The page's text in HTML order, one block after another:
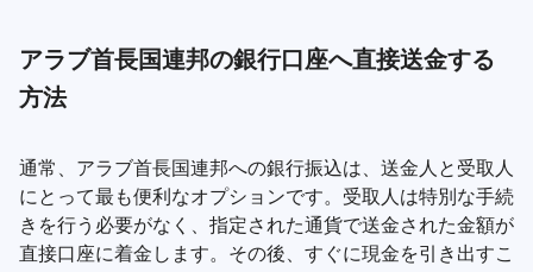
アラブ首長国連邦の銀行口座へ直接送金する
方法
通常、アラブ首長国連邦への銀行振込は、送金人と受取人
にとって最も便利なオプションです。受取人は特別な手続
きを行う必要がなく、指定された通貨で送金された金額が
直接口座に着金します。その後、すぐに現金を引き出すこ